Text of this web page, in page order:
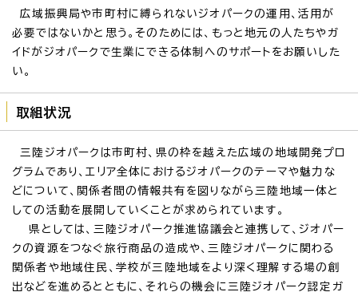
広域振興局や市町村に縛られないジオパークの運用、活用が
必要ではないかと思う。そのためには、もっと地元の人たちやガ
イドがジオパークで生業にできる体制へのサポートをお願いした
い。
取組状況
三陸ジオパークは市町村、県の枠を越えた広域の地域開発プロ
グラムであり、エリア全体におけるジオパークのテーマや魅力な
どについて、関係者間の情報共有を図りながら三陸地域一体と
しての活動を展開していくことが求められています。
県としては、三陸ジオパーク推進協議会と連携して、ジオパー
クの資源をつなぐ旅行商品の造成や、三陸ジオパークに関わる
関係者や地域住民、学校が三陸地域をより深く理解する場の創
出などを進めるとともに、それらの機会に三陸ジオパーク認定ガ